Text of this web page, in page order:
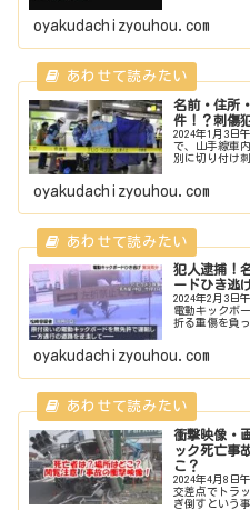
oyakudachizyouhou.com
名前・住所
件！？刺傷
2024年1月3日
で、山手線車
別に切り付け
oyakudachizyouhou.com
犯人逮捕！
ードひき逃
2024年2月3日
電動キックボ
折る重傷を負
oyakudachizyouhou.com
衝撃映像・
ック死亡事
こ？
2024年4月8日
交差点でトラ
ぎ倒すという